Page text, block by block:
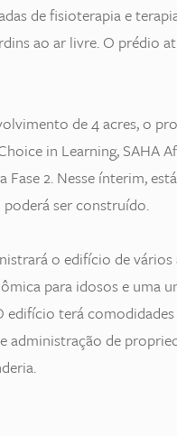
de fisioterapia e
ao ar livre. O prédio
de 4 acres, o
in Learning, SAHA
2. Nesse ínterim,
ser construído.
o edifício de vários
para idosos e uma
edifício terá
administração de